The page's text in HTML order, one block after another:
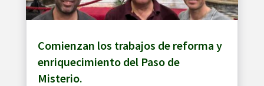
Comienzan los trabajos de reforma y
enriquecimiento del Paso de
Misterio.